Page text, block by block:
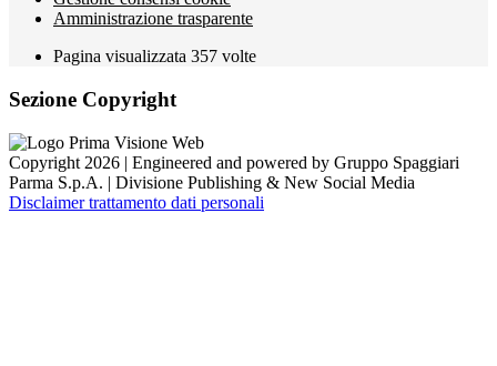
Amministrazione trasparente
Pagina visualizzata 357 volte
Sezione Copyright
Copyright 2026 | Engineered and powered by Gruppo Spaggiari
Parma S.p.A. | Divisione Publishing & New Social Media
Disclaimer trattamento dati personali